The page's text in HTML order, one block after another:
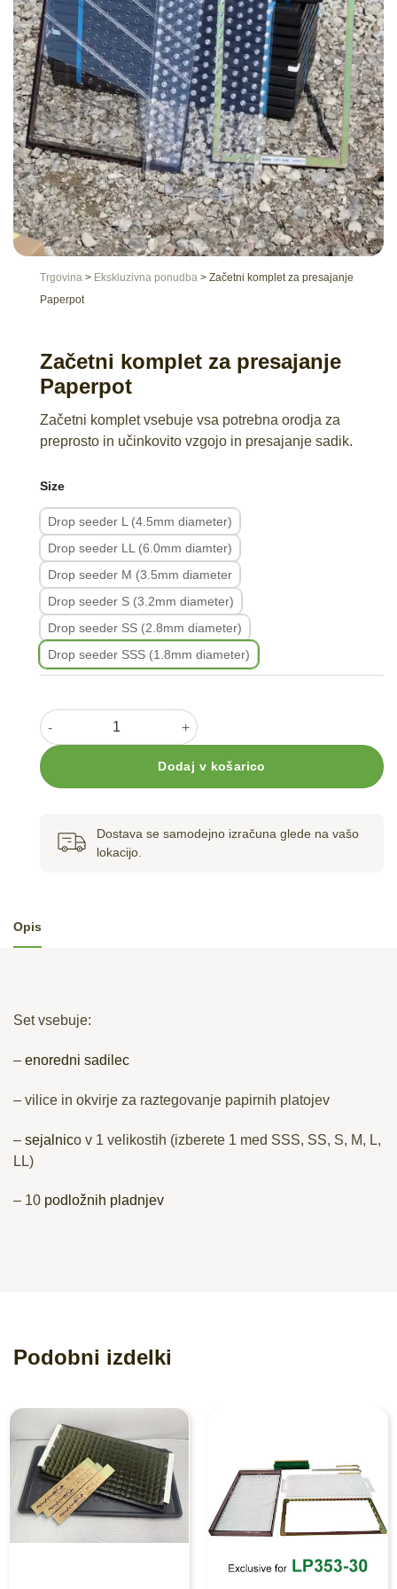
Trgovina > Ekskluzivna ponudba > Začetni komplet za presajanje
Paperpot
Začetni komplet za presajanje
Paperpot
Začetni komplet vsebuje vsa potrebna orodja za
preprosto in učinkovito vzgojo in presajanje sadik.
Size
Drop seeder L (4.5mm diameter)
Drop seeder LL (6.0mm diamter)
Drop seeder M (3.5mm diameter
Drop seeder S (3.2mm diameter)
Drop seeder SS (2.8mm diameter)
Drop seeder SSS (1.8mm diameter)
Začetni komplet za presajanje Paperpot količina
Dodaj v košarico
Dostava se samodejno izračuna glede na vašo
lokacijo.
Opis
Set vsebuje:
– enoredni sadilec
– vilice in okvirje za raztegovanje papirnih platojev
– sejalnico v 1 velikostih (izberete 1 med SSS, SS, S, M, L,
LL)
– 10 podložnih pladnjev
Podobni izdelki